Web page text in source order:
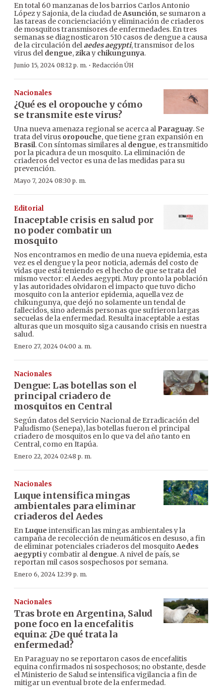
En total 60 manzanas de los barrios Carlos Antonio
López y Sajonia, de la ciudad deAsunción, se sumaron a
las tareas de concienciación y eliminación de criaderos
de mosquitos transmisores de enfermedades. En tres
semanas se diagnosticaron 510 casos de dengue a causa
de la circulación delaedes aegypti, transmisor de los
virus del dengue,zikay chikungunya.
Junio 15, 2024 08:12 p. m. · Redacción ÚH
Nacionales
¿Qué es el oropouche y cómo
se transmite este virus?
Una nueva amenaza regional se acerca al Paraguay. Se
trata del virus oropouche, que tiene gran expansión en
Brasil. Con síntomas similares al dengue, es transmitido
por la picadura de un mosquito. La eliminación de
criaderos del vector es una de las medidas para su
prevención.
Mayo 7, 2024 08:30 p. m.
Editorial
Inaceptable crisis en salud por
no poder combatir un
mosquito
Nos encontramos en medio de una nueva epidemia, esta
vez es el dengue y la peor noticia, además del costo de
vidas que está teniendo es el hecho de que se trata del
mismo vector: el Aedes aegypti. Muy pronto la población
y las autoridades olvidaron el impacto que tuvo dicho
mosquito con la anterior epidemia, aquella vez de
chikungunya, que dejó no solamente un tendal de
fallecidos, sino además personas que sufrieron largas
secuelas de la enfermedad. Resulta inaceptable a estas
alturas que un mosquito siga causando crisis en nuestra
salud.
Enero 27, 2024 04:00 a. m.
Nacionales
Dengue: Las botellas son el
principal criadero de
mosquitos en Central
Según datos del Servicio Nacional de Erradicación del
Paludismo (Senepa), las botellas fueron el principal
criadero de mosquitos en lo que va del año tanto en
Central, como en Itapúa.
Enero 22, 2024 02:48 p. m.
Nacionales
Luque intensifica mingas
ambientales para eliminar
criaderos del Aedes
En Luque intensifican las mingas ambientales y la
campaña de recolección de neumáticos en desuso, a fin
de eliminar potenciales criaderos del mosquitoAedes
aegyptiy combatir al dengue. A nivel de país, se
reportan mil casos sospechosos por semana.
Enero 6, 2024 12:39 p. m.
Nacionales
Tras brote en Argentina, Salud
pone foco en la encefalitis
equina: ¿De qué trata la
enfermedad?
En Paraguay no se reportaron casos de encefalitis
equina confirmados ni sospechosos; no obstante, desde
el Ministerio de Salud se intensifica vigilancia a fin de
mitigar un eventual brote de la enfermedad.